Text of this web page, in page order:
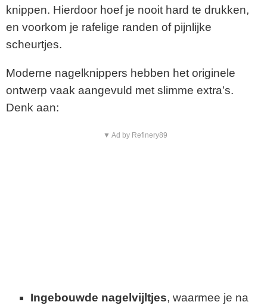
knippen. Hierdoor hoef je nooit hard te drukken,
en voorkom je rafelige randen of pijnlijke
scheurtjes.
Moderne nagelknippers hebben het originele
ontwerp vaak aangevuld met slimme extra’s.
Denk aan:
▼ Ad by Refinery89
Ingebouwde nagelvijltjes, waarmee je na